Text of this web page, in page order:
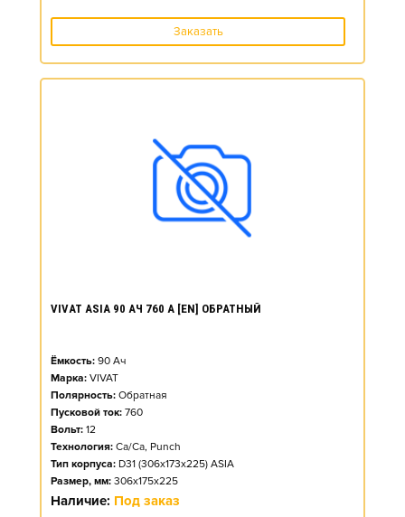
Заказать
VIVAT ASIA 90 АЧ 760 А [EN] ОБРАТНЫЙ
Ёмкость: 90 Ач
Марка: VIVAT
Полярность: Обратная
Пусковой ток: 760
Вольт: 12
Технология: Ca/Ca, Punch
Тип корпуса: D31 (306x173x225) ASIA
Размер, мм: 306x175x225
Наличие: Под заказ